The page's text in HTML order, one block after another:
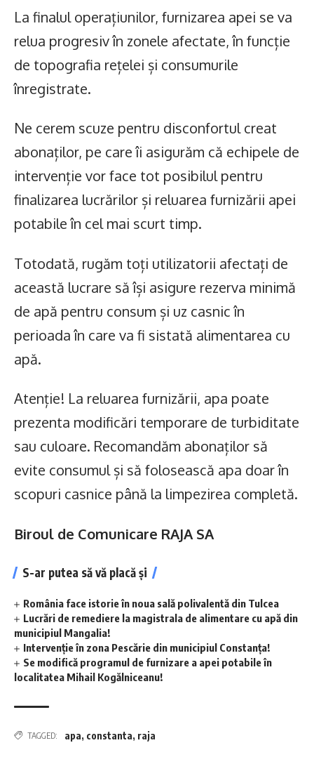
La finalul operațiunilor, furnizarea apei se va
relua progresiv în zonele afectate, în funcție
de topografia rețelei și consumurile
înregistrate.
Ne cerem scuze pentru disconfortul creat
abonaților, pe care îi asigurăm că echipele de
intervenție vor face tot posibilul pentru
finalizarea lucrărilor și reluarea furnizării apei
potabile în cel mai scurt timp.
Totodată, rugăm toți utilizatorii afectați de
această lucrare să își asigure rezerva minimă
de apă pentru consum și uz casnic în
perioada în care va fi sistată alimentarea cu
apă.
Atenție! La reluarea furnizării, apa poate
prezenta modificări temporare de turbiditate
sau culoare. Recomandăm abonaților să
evite consumul și să folosească apa doar în
scopuri casnice până la limpezirea completă.
Biroul de Comunicare RAJA SA
S-ar putea să vă placă și
România face istorie în noua sală polivalentă din Tulcea
Lucrări de remediere la magistrala de alimentare cu apă din
municipiul Mangalia!
Intervenție în zona Pescărie din municipiul Constanța!
Se modifică programul de furnizare a apei potabile în
localitatea Mihail Kogălniceanu!
TAGGED: apa, constanta, raja